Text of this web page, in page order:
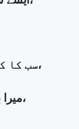
سب کا کوئ نہ کوئ دنیا میں آسرہ ہے،
میرا با جز تمہارے کوئ نہیں سہارا،